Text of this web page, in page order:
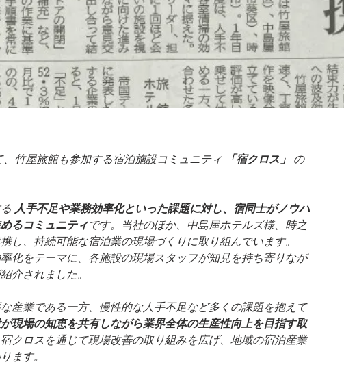
、竹屋旅館も参加する宿泊施設コミュニティ 「宿クロス」
の
人手不足や業務効率化といった課題に対し、宿同士がノウハ
るコミュニティです。当社のほか、中島屋ホテルズ様、時之
し、持続可能な宿泊業の現場づくりに取り組んでいます。
化をテーマに、各施設の現場スタッフが知見を持ち寄りなが
介されました。
産業である一方、慢性的な人手不足など多くの課題を抱えて
現場の知恵を共有しながら業界全体の生産性向上を目指す取
クロスを通じて現場改善の取り組みを広げ、地域の宿泊産業
ます。